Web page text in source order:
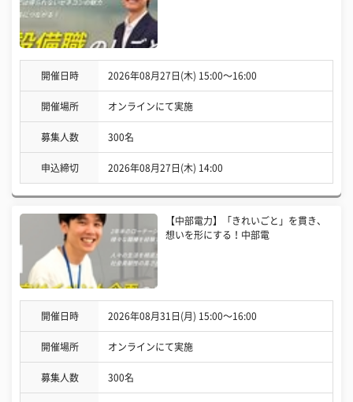
開催日時 2026年08月27日(木) 15:00〜16:00
開催場所 オンラインにて実施
募集人数 300名
申込締切 2026年08月27日(木) 14:00
【中部電力】「きれいごと」を貫き、
想いを形にする！中部電
開催日時 2026年08月31日(月) 15:00〜16:00
開催場所 オンラインにて実施
募集人数 300名